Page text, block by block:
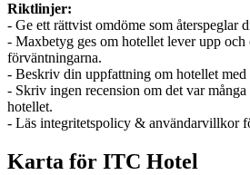
Riktlinjer:
- Ge ett rättvist omdöme som återspeglar
- Maxbetyg ges om hotellet lever upp och
förväntningarna.
- Beskriv din uppfattning om hotellet med
- Skriv ingen recension om det var många
hotellet.
- Läs integritetspolicy & användarvillkor
Karta för ITC Hotel